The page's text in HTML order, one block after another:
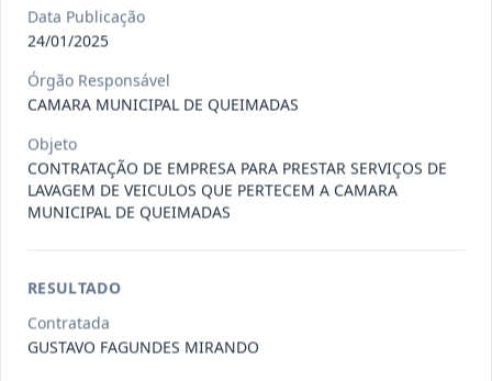
Dispensa
Situação:
-/2026
Dispensa
Situação: Aberta Data:29/01/2026
-/2026
Dispensa
Data Publicação
24/01/2025
Órgão Responsável
CAMARA MUNICIPAL DE QUEIMADAS
Objeto
CONTRATAÇÃO DE EMPRESA PARA PRESTAR SERVIÇOS DE
LAVAGEM DE VEICULOS QUE PERTECEM A CAMARA
MUNICIPAL DE QUEIMADAS
RESULTADO
Contratada
GUSTAVO FAGUNDES MIRANDO